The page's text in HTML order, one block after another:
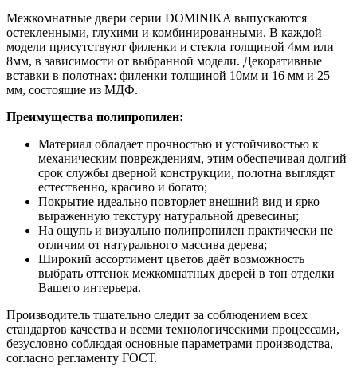
Межкомнатные двери серии DOMINIKA выпускаются
остекленными, глухими и комбинированными. В каждой
модели присутствуют филенки и стекла толщиной 4мм или
8мм, в зависимости от выбранной модели. Декоративные
вставки в полотнах: филенки толщиной 10мм и 16 мм и 25
мм, состоящие из МДФ.
Преимущества полипропилен:
Материал обладает прочностью и устойчивостью к
механическим повреждениям, этим обеспечивая долгий
срок службы дверной конструкции, полотна выглядят
естественно, красиво и богато;
Покрытие идеально повторяет внешний вид и ярко
выраженную текстуру натуральной древесины;
На ощупь и визуально полипропилен практически не
отличим от натурального массива дерева;
Широкий ассортимент цветов даёт возможность
выбрать оттенок межкомнатных дверей в тон отделки
Вашего интерьера.
Производитель тщательно следит за соблюдением всех
стандартов качества и всеми технологическими процессами,
безусловно соблюдая основные параметрами производства,
согласно регламенту ГОСТ.